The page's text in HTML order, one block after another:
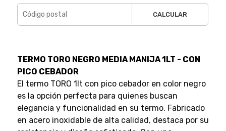
CALCULAR
TERMO TORO NEGRO MEDIA MANIJA 1LT - CON
PICO CEBADOR
El termo TORO 1lt con pico cebador en color negro
es la opción perfecta para quienes buscan
elegancia y funcionalidad en su termo. Fabricado
en acero inoxidable de alta calidad, destaca por su